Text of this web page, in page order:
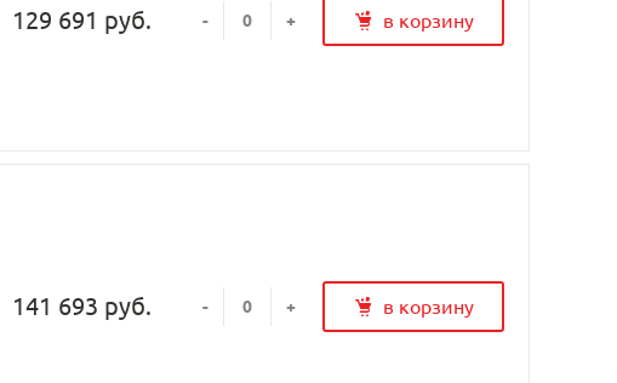
129 691 руб. - + в корзину
141 693 руб. - + в корзину